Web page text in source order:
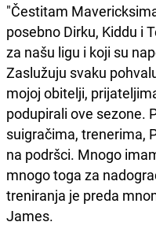
"Čestitam
posebno Dirku, Kiddu i
za našu ligu i koji su
Zaslužuju svaku
mojoj obitelji,
podupirali ove sezone.
suigračima, trenerima,
na podršci. Mnogo
mnogo toga za
treniranja je preda
James.